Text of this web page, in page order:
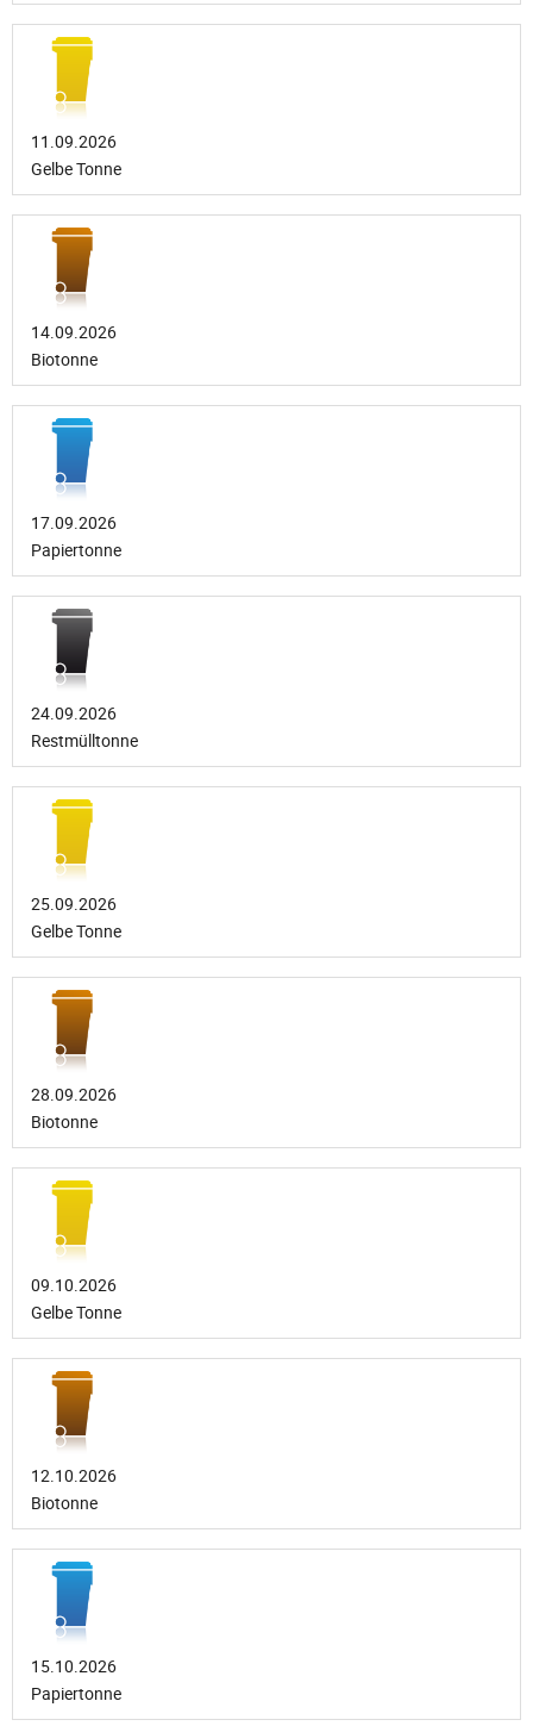
11.09.2026
Gelbe Tonne
14.09.2026
Biotonne
17.09.2026
Papiertonne
24.09.2026
Restmülltonne
25.09.2026
Gelbe Tonne
28.09.2026
Biotonne
09.10.2026
Gelbe Tonne
12.10.2026
Biotonne
15.10.2026
Papiertonne